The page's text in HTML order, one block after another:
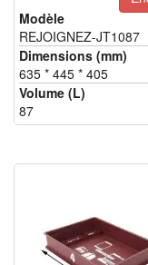
Modèle
REJOIGNEZ-JT1087
Dimensions (mm)
635 * 445 * 405
Volume (L)
87